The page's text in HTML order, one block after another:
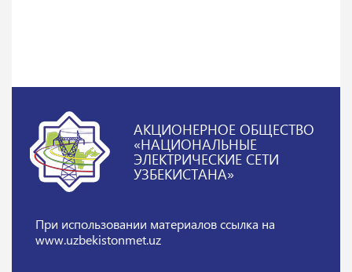
АКЦИОНЕРНОЕ ОБЩЕСТВО
«НАЦИОНАЛЬНЫЕ
ЭЛЕКТРИЧЕСКИЕ СЕТИ
УЗБЕКИСТАНА»
При использовании материаловссылка на
www.uzbekistonmet.uz